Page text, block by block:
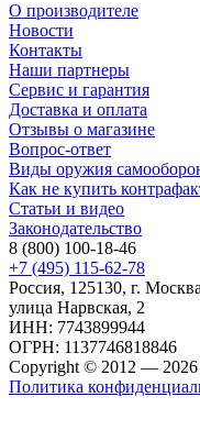
О производителе
Новости
Контакты
Наши партнеры
Сервис и гарантия
Доставка и оплата
Отзывы о магазине
Вопрос-ответ
Виды оружия
Как не купить
Статьи и видео
Законодательство
8 (800) 100-18-46
+7 (495) 115-62-78
Россия, 125130, г.
улица Нарвская, 2
ИНН: 7743899944
ОГРН: 1137746818846
Copyright © 2012 — 2026
Политика